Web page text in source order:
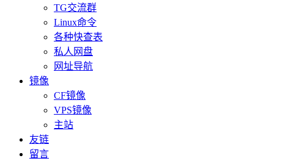
TG交流群
Linux命令
各种快查表
私人网盘
网址导航
镜像
CF镜像
VPS镜像
主站
友链
留言